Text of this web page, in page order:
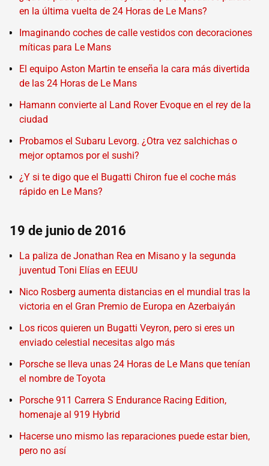
en la última vuelta de 24 Horas de Le Mans?
Imaginando coches de calle vestidos con decoraciones
míticas para Le Mans
El equipo Aston Martin te enseña la cara más divertida
de las 24 Horas de Le Mans
Hamann convierte al Land Rover Evoque en el rey de la
ciudad
Probamos el Subaru Levorg. ¿Otra vez salchichas o
mejor optamos por el sushi?
¿Y si te digo que el Bugatti Chiron fue el coche más
rápido en Le Mans?
19 de junio de 2016
La paliza de Jonathan Rea en Misano y la segunda
juventud Toni Elías en EEUU
Nico Rosberg aumenta distancias en el mundial tras la
victoria en el Gran Premio de Europa en Azerbaiyán
Los ricos quieren un Bugatti Veyron, pero si eres un
enviado celestial necesitas algo más
Porsche se lleva unas 24 Horas de Le Mans que tenían
el nombre de Toyota
Porsche 911 Carrera S Endurance Racing Edition,
homenaje al 919 Hybrid
Hacerse uno mismo las reparaciones puede estar bien,
pero no así